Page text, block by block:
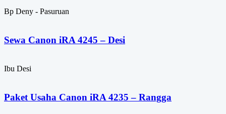
Bp Deny - Pasuruan
Sewa Canon iRA 4245 – Desi
Ibu Desi
Paket Usaha Canon iRA 4235 – Rangga